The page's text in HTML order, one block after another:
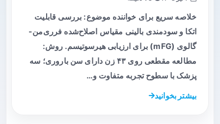
خلاصه سریع برای خواننده موضوع: بررسی قابلیت
اتکا و سودمندی بالینی مقیاس اصلاح‌شده فرری‌من-
گالوی (mFG) برای ارزیابی هیرسوتیسم. روش:
مطالعه مقطعی روی ۴۳ زن دارای سن باروری؛ سه
پزشک با سطوح تجربه متفاوت و…
بیشتر بخوانید